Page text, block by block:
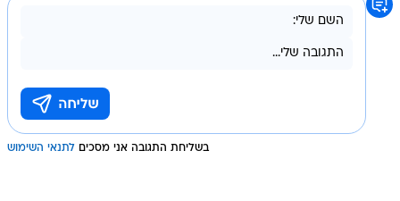
בשליחת התגובה אני מסכים לתנאי השימוש